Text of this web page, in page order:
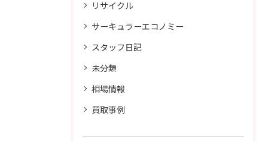
リサイクル
サーキュラーエコノミー
スタッフ日記
未分類
相場情報
買取事例